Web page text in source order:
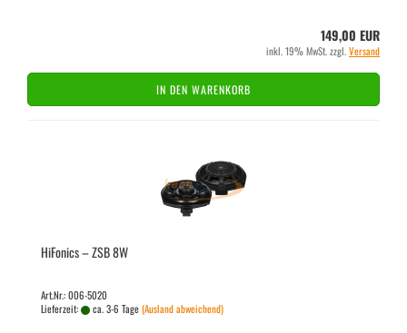
149,00 EUR
inkl. 19% MwSt. zzgl.Versand
IN DEN WARENKORB
Hi­Fo­nics – ZSB 8W
Art.Nr.: 006-5020
Lieferzeit:
ca. 3-6 Tage(Ausland abweichend)